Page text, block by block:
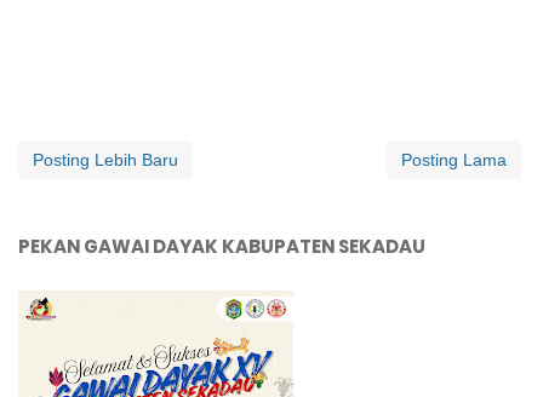
Posting Lebih Baru Posting Lama
PEKAN GAWAI DAYAK KABUPATEN SEKADAU